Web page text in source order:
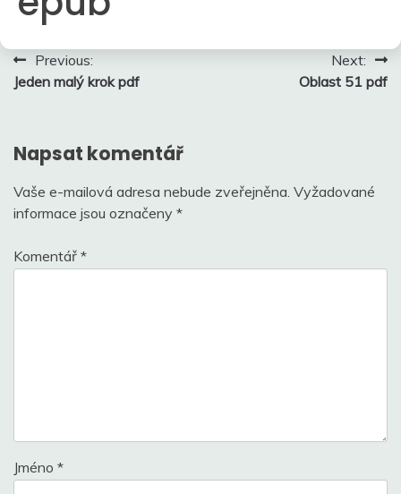
Navigace
pro
Previous:
Jeden malý krok pdf
Next:
Oblast 51 pdf
Napsat komentář
Vaše e-mailová adresa nebude zveřejněna. Vyžadované
informace jsou označeny *
Komentář *
Jméno *